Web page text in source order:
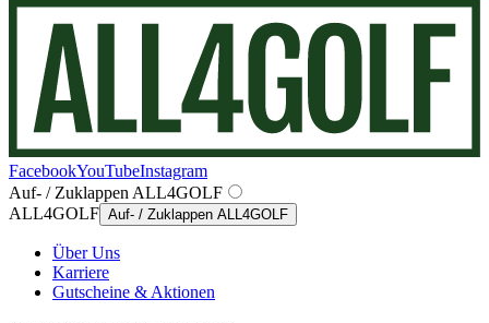
FacebookYouTubeInstagram
Auf- / Zuklappen ALL4GOLF
ALL4GOLF Auf- / Zuklappen ALL4GOLF
Über Uns
Karriere
Gutscheine & Aktionen